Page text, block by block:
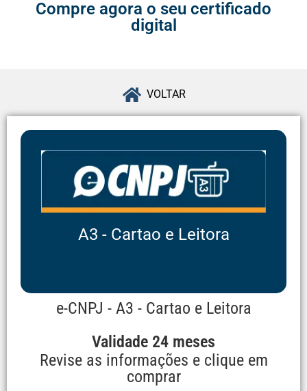
Compre agora o seu certificado
digital
VOLTAR
A3 - Cartao e Leitora
e-CNPJ - A3 - Cartao e Leitora
Validade 24 meses
Revise as informações e clique em
comprar